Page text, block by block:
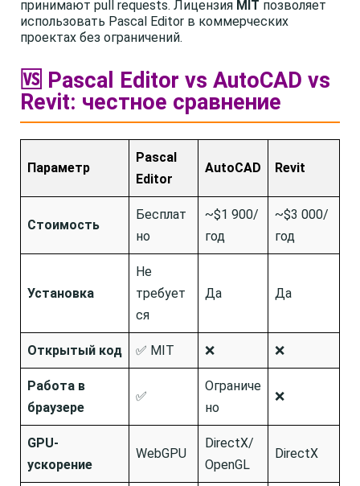
принимают pull requests. Лицензия MIT позволяет
использовать Pascal Editor в коммерческих
проектах без ограничений.
🆚 Pascal Editor vs AutoCAD vs
Revit: честное сравнение
Параметр
Pascal
Editor
AutoCAD Revit
Стоимость
Бесплат
но
~$1 900/
год
~$3 000/
год
Установка
Не
требует
ся
Да Да
Открытый код ✅ MIT ❌ ❌
Работа в
браузере
✅
Ограниче
но
❌
GPU-
ускорение
WebGPU
DirectX/
OpenGL
DirectX